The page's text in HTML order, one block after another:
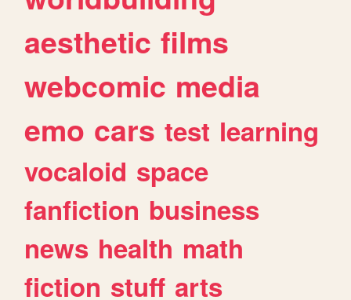
aesthetic films
webcomic media
emo cars test learning
vocaloid space
fanfiction business
news health math
fiction stuff arts